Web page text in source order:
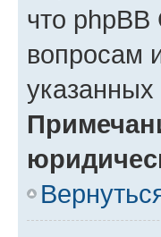
что
вопросам